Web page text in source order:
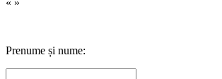
« »
Prenume și nume: